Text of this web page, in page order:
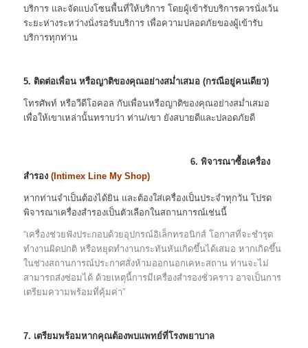
บริการ และจัดแบ่งโซนพื้นที่ให้บริการ โดยผู้เข้ารับบริการควรนั่งเว้น
ระยะห่างระหว่างนั่งรอรับบริการ เพื่อความปลอดภัยของผู้เข้ารับ
บริการทุกท่าน
5. ติดต่อเพื่อน หรือญาติของคุณอย่างสม่ำเสมอ (กรณีอยู่คนเดียว)
โทรศัพท์ หรือวีดีโอคอล กับเพื่อนหรือญาติของคุณอย่างสม่ำเสมอ
เพื่อให้เขาเหล่านั้นทราบว่า ท่าน/เขา ยังสบายดีและปลอดภัยดี
6. พิจารณาซื้อเครื่อง
สำรอง (Intimex Line My Shop)
หากท่านจำเป็นต้องได้ยิน และต้องใส่เครื่องเป็นประจำทุกวัน โปรด
พิจารณาเครื่องสำรองเป็นตัวเลือกในสถานการณ์เช่นนี้
“เครื่องช่วยฟังประกอบด้วยอุปกรณ์อิเล็กทรอนิกส์ โอกาสที่จะชำรุด
ทำงานผิดปกติ หรือหยุดทำงานกระทันหันเกิดขึ้นได้เสมอ หากเกิดขึ้น
ในช่วงสถานการณ์ประกาศสั่งห้ามออกนอกเคหะสถาน ท่านจะไม่
สามารถส่งซ่อมได้ ด้วยเหตุนี้การมีเครื่องสำรองชั่วคราว อาจเป็นการ
เตรียมความพร้อมที่คุ้มค่า”
7. เตรียมพร้อมหากคุณต้องพบแพทย์ที่โรงพยาบาล